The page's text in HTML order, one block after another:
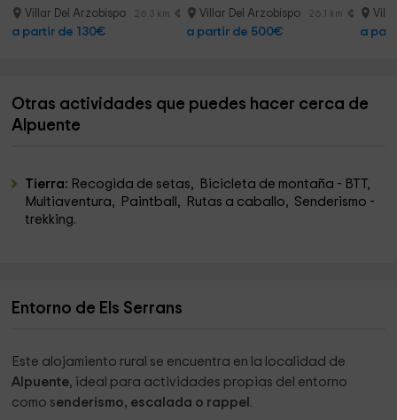
Villar Del Arzobispo 26.3 km
a partir de 130€
díasVillar Del Arzobispo 26.1 km
a partir de 500€ a
Otras actividades que puedes hacer cerca de
Alpuente
Tierra: Recogida de setas, Bicicleta de montaña - BTT,
Multiaventura, Paintball, Rutas a caballo, Senderismo -
trekking.
Entorno de Els Serrans
Este alojamiento rural se encuentra en la localidad de
Alpuente, ideal para actividades propias del entorno
como senderismo, escalada o rappel .